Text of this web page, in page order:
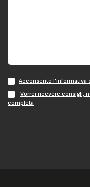
Acconsento l'informativa
Vorrei ricevere consigli,
completa